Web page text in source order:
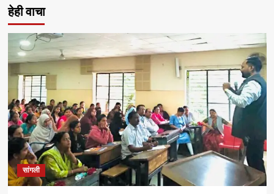
भाजपसोबत
का?
हेही वाचा
सांगली